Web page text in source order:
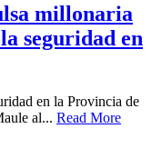
millonaria
seguridad en
en la Provincia de
al... Read More